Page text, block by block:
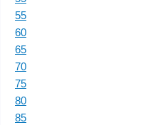
55
60
65
70
75
80
85